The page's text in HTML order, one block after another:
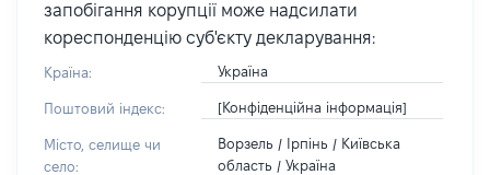
запобігання корупції може надсилати
кореспонденцію суб'єкту декларування:
Країна: Україна
Поштовий індекс: [Конфіденційна інформація]
Місто, селище чи
село:
Ворзель / Ірпінь / Київська
область / Україна